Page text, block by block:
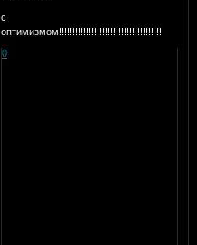
с
оптимизмом!!!!!!!!!!!!!!!!!!!!!!!!!!!!!!!!!!!!!!
0